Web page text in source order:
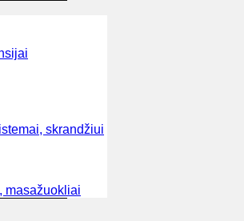
skrandžiui
masažuokliai